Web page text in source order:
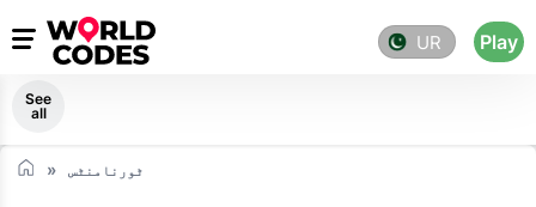
UR Play
See
all
ٹورنامنٹس